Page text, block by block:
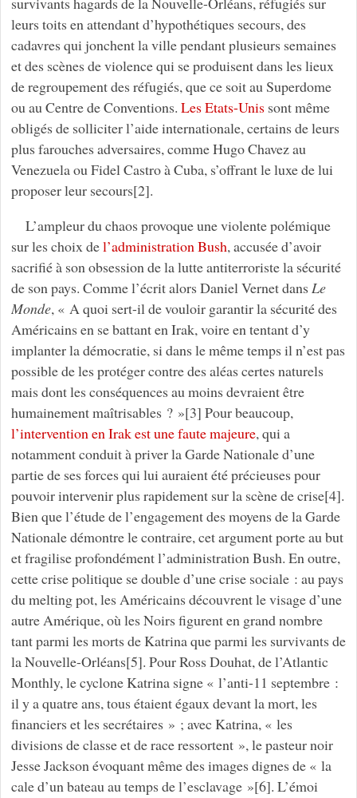
leurs toits en attendant d’hypothétiques secours, des
cadavres qui jonchent la ville pendant plusieurs semaines
et des scènes de violence qui se produisent dans les lieux
de regroupement des réfugiés, que ce soit au Superdome
ou au Centre de Conventions. Les Etats-Unissont même
obligés de solliciter l’aide internationale, certains de leurs
plus farouches adversaires, comme Hugo Chavez au
Venezuela ou Fidel Castro à Cuba, s’offrant le luxe de lui
proposer leur secours[2].
L’ampleur du chaos provoque une violente polémique
sur les choix del’administration Bush, accusée d’avoir
sacrifié à son obsession de la lutte antiterroriste la sécurité
de son pays. Comme l’écrit alors Daniel Vernet dans Le
Monde, « A quoi sert-il de vouloir garantir la sécurité des
Américains en se battant en Irak, voire en tentant d’y
implanter la démocratie, si dans le même temps il n’est pas
possible de les protéger contre des aléas certes naturels
mais dont les conséquences au moins devraient être
humainement maîtrisables ? »[3] Pour beaucoup,
l’intervention en Irak est une faute majeure, qui a
notamment conduit à priver la Garde Nationale d’une
partie de ses forces qui lui auraient été précieuses pour
pouvoir intervenir plus rapidement sur la scène de crise[4].
Bien que l’étude de l’engagement des moyens de la Garde
Nationale démontre le contraire, cet argument porte au but
et fragilise profondément l’administration Bush. En outre,
cette crise politique se double d’une crise sociale : au pays
du melting pot, les Américains découvrent le visage d’une
autre Amérique, où les Noirs figurent en grand nombre
tant parmi les morts de Katrina que parmi les survivants de
la Nouvelle-Orléans[5]. Pour Ross Douhat, de l’Atlantic
Monthly, le cyclone Katrina signe « l’anti-11 septembre :
il y a quatre ans, tous étaient égaux devant la mort, les
financiers et les secrétaires » ; avec Katrina, « les
divisions de classe et de race ressortent », le pasteur noir
Jesse Jackson évoquant même des images dignes de « la
cale d’un bateau au temps de l’esclavage »[6]. L’émoi